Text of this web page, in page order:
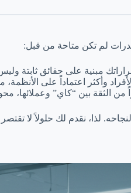
قدرات لم تكن متاحة من قبل:
مبنية على حقائق ثابتة
وأكثر اعتماداً على
من الثقة بين “كاي”
لذا، نقدم لك حلولاً لا تقتصر